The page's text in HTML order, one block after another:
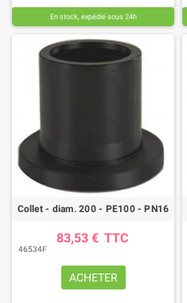
En stock, expédié sous 24h
Collet - diam. 200 - PE100 - PN16
83,53 € TTC
46534F
ACHETER